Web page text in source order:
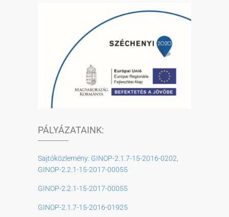
PÁLYÁZATAINK:
Sajtóközlemény: GINOP-2.1.7-15-2016-0202,
GINOP-2.2.1-15-2017-00055
GINOP-2.2.1-15-2017-00055
GINOP-2.1.7-15-2016-01925